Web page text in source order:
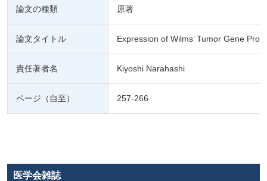
論文の種類 原著
論文タイトル Expression of Wilms’ Tumor Gene
責任著者名 Kiyoshi Narahashi
ページ（自至） 257-266
医学会雑誌